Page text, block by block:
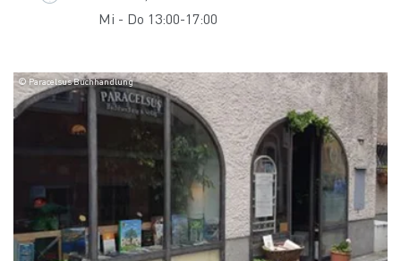
Mi - Do 13:00-17:00
© Paracelsus Buchhandlung